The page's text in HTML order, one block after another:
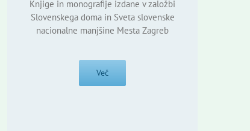
Knjige in monografije izdane v založbi
Slovenskega doma in Sveta slovenske
nacionalne manjšine Mesta Zagreb
Več